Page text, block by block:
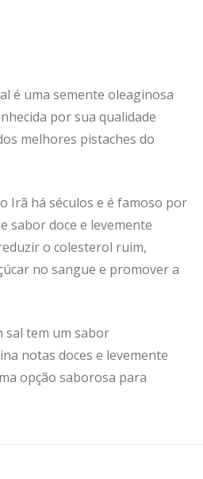
é uma semente oleaginosa
por sua qualidade
melhores pistaches do
Irã há séculos e é famoso por
sabor doce e levemente
o colesterol ruim,
no sangue e promover a
sal tem um sabor
notas doces e levemente
opção saborosa para